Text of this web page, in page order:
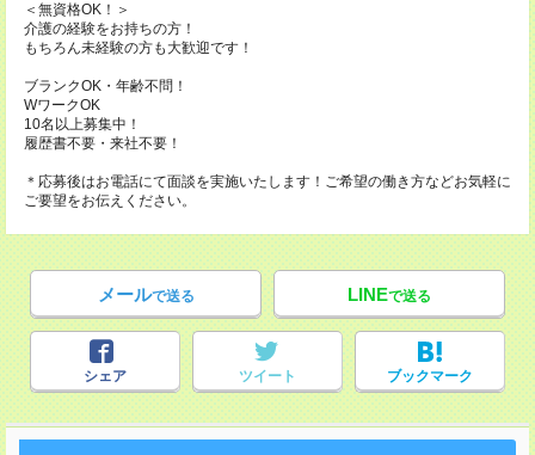
＜無資格OK！＞
介護の経験をお持ちの方！
もちろん未経験の方も大歓迎です！
ブランクOK・年齢不問！
WワークOK
10名以上募集中！
履歴書不要・来社不要！
＊応募後はお電話にて面談を実施いたします！ご希望の働き方などお気軽に
ご要望をお伝えください。
メールで送る LINEで送る
シェア ツイート ブックマーク